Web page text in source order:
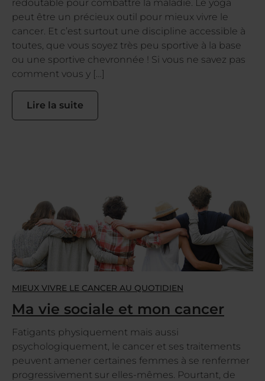
redoutable pour combattre la maladie. Le yoga
peut être un précieux outil pour mieux vivre le
cancer. Et c’est surtout une discipline accessible à
toutes, que vous soyez très peu sportive à la base
ou une sportive chevronnée ! Si vous ne savez pas
comment vous y […]
Lire la suite
MIEUX VIVRE LE CANCER AU QUOTIDIEN
Ma vie sociale et mon cancer
Fatigants physiquement mais aussi
psychologiquement, le cancer et ses traitements
peuvent amener certaines femmes à se renfermer
progressivement sur elles-mêmes. Pourtant, de